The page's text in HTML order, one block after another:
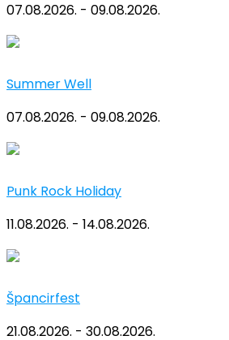
07.08.2026. - 09.08.2026.
Summer Well
07.08.2026. - 09.08.2026.
Punk Rock Holiday
11.08.2026. - 14.08.2026.
Špancirfest
21.08.2026. - 30.08.2026.